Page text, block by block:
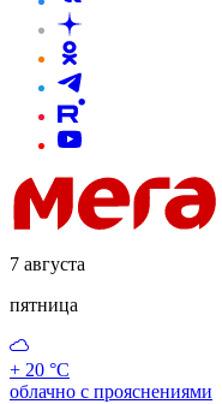
7 августа
пятница
+ 20 °С
облачно с прояснениями